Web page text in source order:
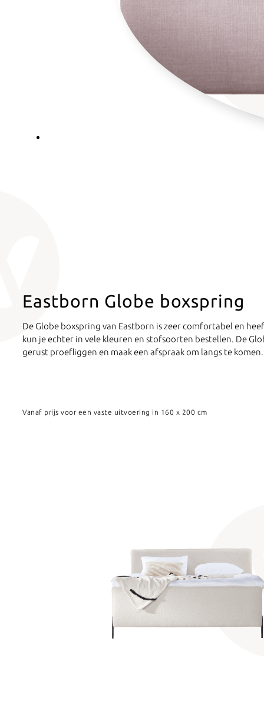
Eastborn Globe boxspring
De Globe boxspring van Eastborn is zeer comfortabel en
kun je echter in vele kleuren en stofsoorten bestellen. De
gerust proefliggen en maak een afspraak om langs te komen.
Vanaf prijs voor een vaste uitvoering in 160 x 200 cm